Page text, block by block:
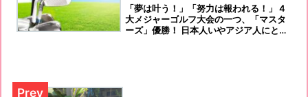
「夢は叶う！」「努力は報われる！」 4
大メジャーゴルフ大会の一つ、「マスタ
ーズ」優勝！ 日本人いやアジア人にとっ